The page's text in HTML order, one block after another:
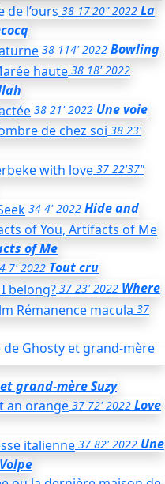
38 17'20" 2022 La
38 114' 2022 Bowling
38 18' 2022
38 21' 2022 Une voie
38 23'
37 22'37"
34 4' 2022 Hide and
of Me
7' 2022 Tout cru
37 23' 2022 Where
37
grand-mère Suzy
37 72' 2022 Love
37 82' 2022 Une